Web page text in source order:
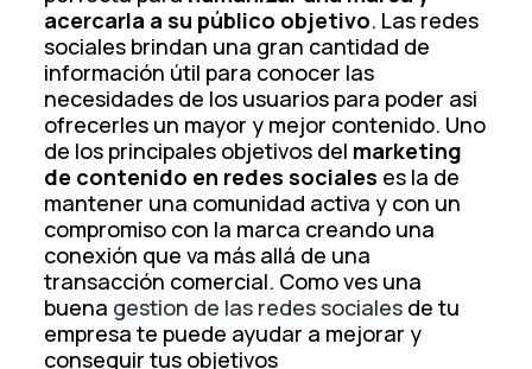
acercarla a su público objetivo. Las redes
sociales brindan una gran cantidad de
información útil para conocer las
necesidades de los usuarios para poder asi
ofrecerles un mayor y mejor contenido. Uno
de los principales objetivos del marketing
de contenido en redes sociales es la de
mantener una comunidad activa y con un
compromiso con la marca creando una
conexión que va más allá de una
transacción comercial. Como ves una
buena gestion de las redes sociales de tu
empresa te puede ayudar a mejorar y
conseguir tus objetivos